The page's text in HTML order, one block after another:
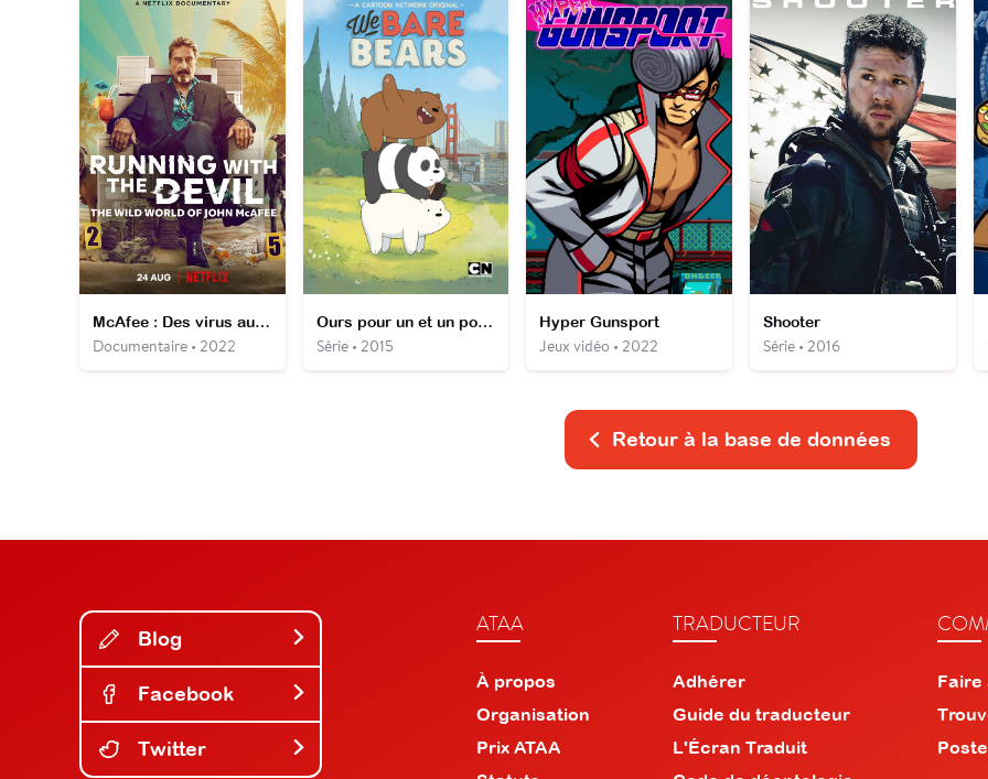
McAfee : Des virus aux démons
Documentaire • 2022
Ours pour un et un pour t'ours
Série • 2015
Hyper Gunsport
Jeux vidéo • 2022
Shooter
Série • 2016
Retour à la base de données
Blog
Facebook
Twitter
ATAA
À propos
Organisation
Prix ATAA
TRADUCTEUR
Adhérer
Guide du traducteur
L'Écran Traduit